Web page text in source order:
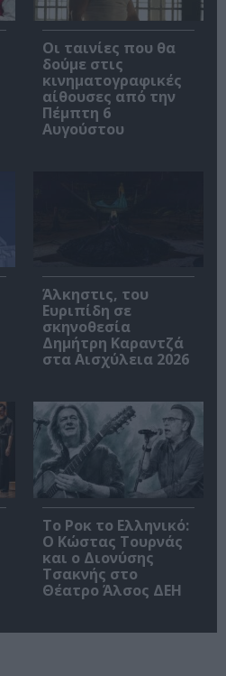
Οι ταινίες που θα
δούμε στις
κινηματογραφικές
αίθουσες από την
Πέμπτη 6
Αυγούστου
Άλκηστις, του
Ευριπίδη σε
σκηνοθεσία
Δημήτρη Καραντζά
στα Αισχύλεια 2026
Το Ροκ το Ελληνικό:
Ο Κώστας Τουρνάς
και ο Διονύσης
Τσακνής στο
Θέατρο Άλσος ΔΕΗ